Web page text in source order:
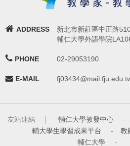
ADDRESS
新北市新莊區中正路
輔仁大學外語學院
PHONE 02-29053190
E-MAIL
友站連結 ｜ 輔仁大學教發中心 -
輔大學生學習成果平台
- 教
輔仁大學
-